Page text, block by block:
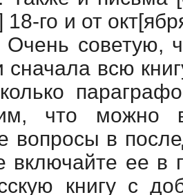
18-го и от
Очень советую,
сначала всю
что можно
вопросы в
включайте ее
книгу с